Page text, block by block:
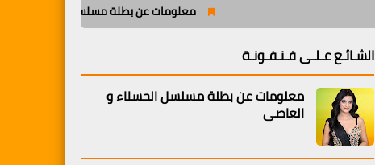
معلومات عن بطلة مسلسل الحسناء و العاصي
الشـائـع عـلـى فـنـفـونـة
معلومات عن بطلة مسلسل الحسناء و
العاصي